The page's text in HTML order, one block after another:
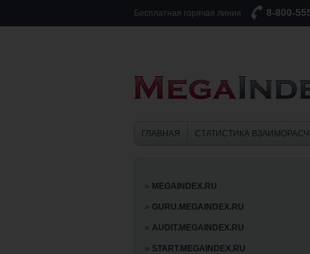
Бесплатная горячая линия 8-800-
ГЛАВНАЯ СТАТИСТИКА
MEGAINDEX.RU
GURU.MEGAINDEX.RU
AUDIT.MEGAINDEX.RU
START.MEGAINDEX.RU